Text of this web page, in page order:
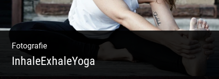
Fotografie
InhaleExhaleYoga